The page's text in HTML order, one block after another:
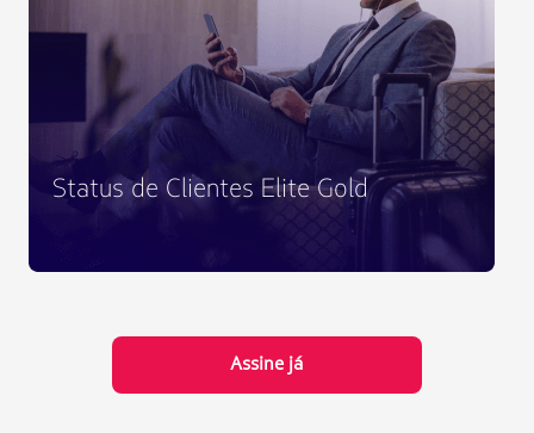
Status de Clientes Elite Gold
Assine já